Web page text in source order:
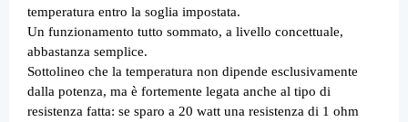
temperatura entro la soglia impostata.
Un funzionamento tutto sommato, a livello concettuale,
abbastanza semplice.
Sottolineo che la temperatura non dipende esclusivamente
dalla potenza, ma è fortemente legata anche al tipo di
resistenza fatta: se sparo a 20 watt una resistenza di 1 ohm